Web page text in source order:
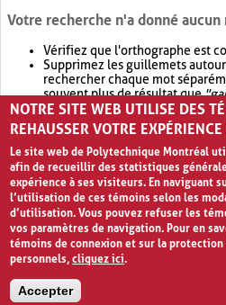
Votre recherche n'a donné
Vérifiez que l'orthographe est
Supprimez les guillemets
rechercher chaque mot
souvent plus de résultat que
Envisagez d'élargir votre
retournera souvent plus de
NOTRE SITE WEB UTILISE DES
REHAUSSER VOTRE
Le site web de Polytechnique Montréal
afin de recueillir des statistiques
expérience à ses visiteurs. En naviguant
l’utilisation de ces témoins selon les
d’utilisation. Vous pouvez refuser les
vos paramètres de navigation. Pour en
témoins de connexion et sur la
personnels,cliquez ici.
Accepter